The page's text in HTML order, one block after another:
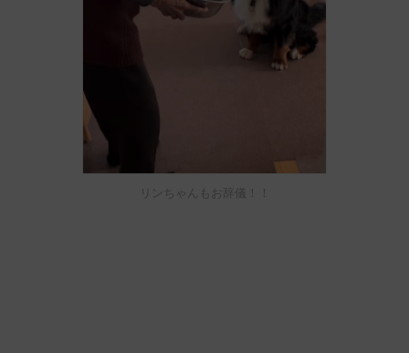
リンちゃんもお辞儀！！